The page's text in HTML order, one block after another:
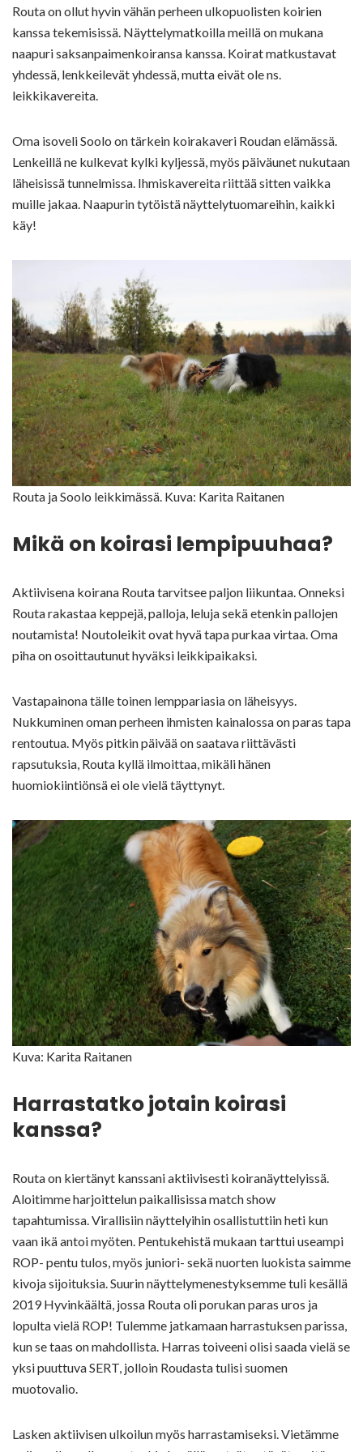
Routa on ollut hyvin vähän perheen ulkopuolisten koirien
kanssa tekemisissä. Näyttelymatkoilla meillä on mukana
naapuri saksanpaimenkoiransa kanssa. Koirat matkustavat
yhdessä, lenkkeilevät yhdessä, mutta eivät ole ns.
leikkikavereita.
Oma isoveli Soolo on tärkein koirakaveri Roudan elämässä.
Lenkeillä ne kulkevat kylki kyljessä, myös päiväunet nukutaan
läheisissä tunnelmissa. Ihmiskavereita riittää sitten vaikka
muille jakaa. Naapurin tytöistä näyttelytuomareihin, kaikki
käy!
Routa ja Soolo leikkimässä. Kuva: Karita Raitanen
Mikä on koirasi lempipuuhaa?
Aktiivisena koirana Routa tarvitsee paljon liikuntaa. Onneksi
Routa rakastaa keppejä, palloja, leluja sekä etenkin pallojen
noutamista! Noutoleikit ovat hyvä tapa purkaa virtaa. Oma
piha on osoittautunut hyväksi leikkipaikaksi.
Vastapainona tälle toinen lemppariasia on läheisyys.
Nukkuminen oman perheen ihmisten kainalossa on paras tapa
rentoutua. Myös pitkin päivää on saatava riittävästi
rapsutuksia, Routa kyllä ilmoittaa, mikäli hänen
huomiokiintiönsä ei ole vielä täyttynyt.
Kuva: Karita Raitanen
Harrastatko jotain koirasi
kanssa?
Routa on kiertänyt kanssani aktiivisesti koiranäyttelyissä.
Aloitimme harjoittelun paikallisissa match show
tapahtumissa. Virallisiin näyttelyihin osallistuttiin heti kun
vaan ikä antoi myöten. Pentukehistä mukaan tarttui useampi
ROP- pentu tulos, myös juniori- sekä nuorten luokista saimme
kivoja sijoituksia. Suurin näyttelymenestyksemme tuli kesällä
2019 Hyvinkäältä, jossa Routa oli porukan paras uros ja
lopulta vielä ROP! Tulemme jatkamaan harrastuksen parissa,
kun se taas on mahdollista. Harras toiveeni olisi saada vielä se
yksi puuttuva SERT, jolloin Roudasta tulisi suomen
muotovalio.
Lasken aktiivisen ulkoilun myös harrastamiseksi. Vietämme